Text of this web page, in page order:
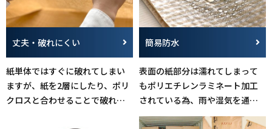
丈夫・破れにくい
紙単体ではすぐに破れてしまい
ますが、紙を2層にしたり、ポリ
クロスと合わせることで破れに
簡易防水
表面の紙部分は濡れてしまって
もポリエチレンラミネート加工
されている為、雨や湿気を通し
ません。